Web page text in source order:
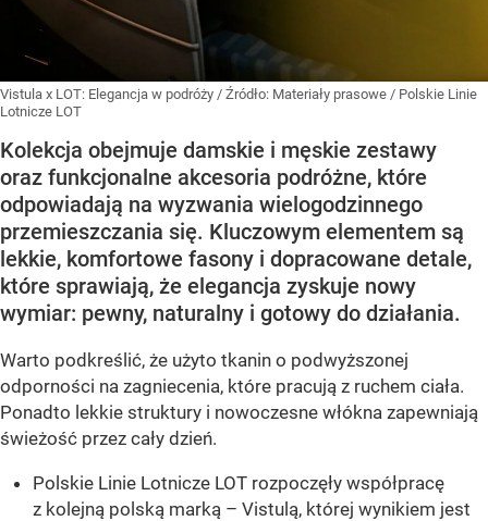
Vistula x LOT: Elegancja w podróży / Źródło: Materiały prasowe / Polskie Linie
Lotnicze LOT
Kolekcja obejmuje damskie i męskie zestawy
oraz funkcjonalne akcesoria podróżne, które
odpowiadają na wyzwania wielogodzinnego
przemieszczania się. Kluczowym elementem są
lekkie, komfortowe fasony i dopracowane detale,
które sprawiają, że elegancja zyskuje nowy
wymiar: pewny, naturalny i gotowy do działania.
Warto podkreślić, że użyto tkanin o podwyższonej
odporności na zagniecenia, które pracują z ruchem ciała.
Ponadto lekkie struktury i nowoczesne włókna zapewniają
świeżość przez cały dzień.
Polskie Linie Lotnicze LOT rozpoczęły współpracę
z kolejną polską marką – Vistulą, której wynikiem jest